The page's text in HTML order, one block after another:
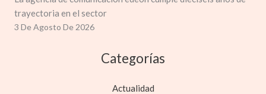
trayectoria en el sector
3 De Agosto De 2026
Categorías
Actualidad